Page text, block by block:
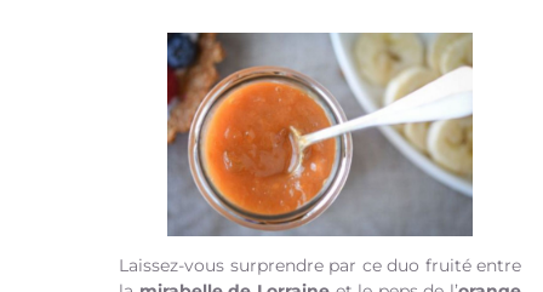
Laissez-vous surprendre par ce duo fruité entre